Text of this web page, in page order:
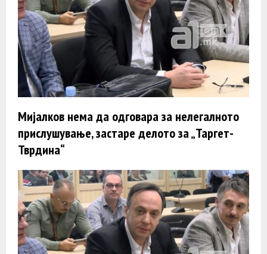
Мијалков нема да одговара за нелегалното
прислушување, застаре делото за „Таргет-
Тврдина“